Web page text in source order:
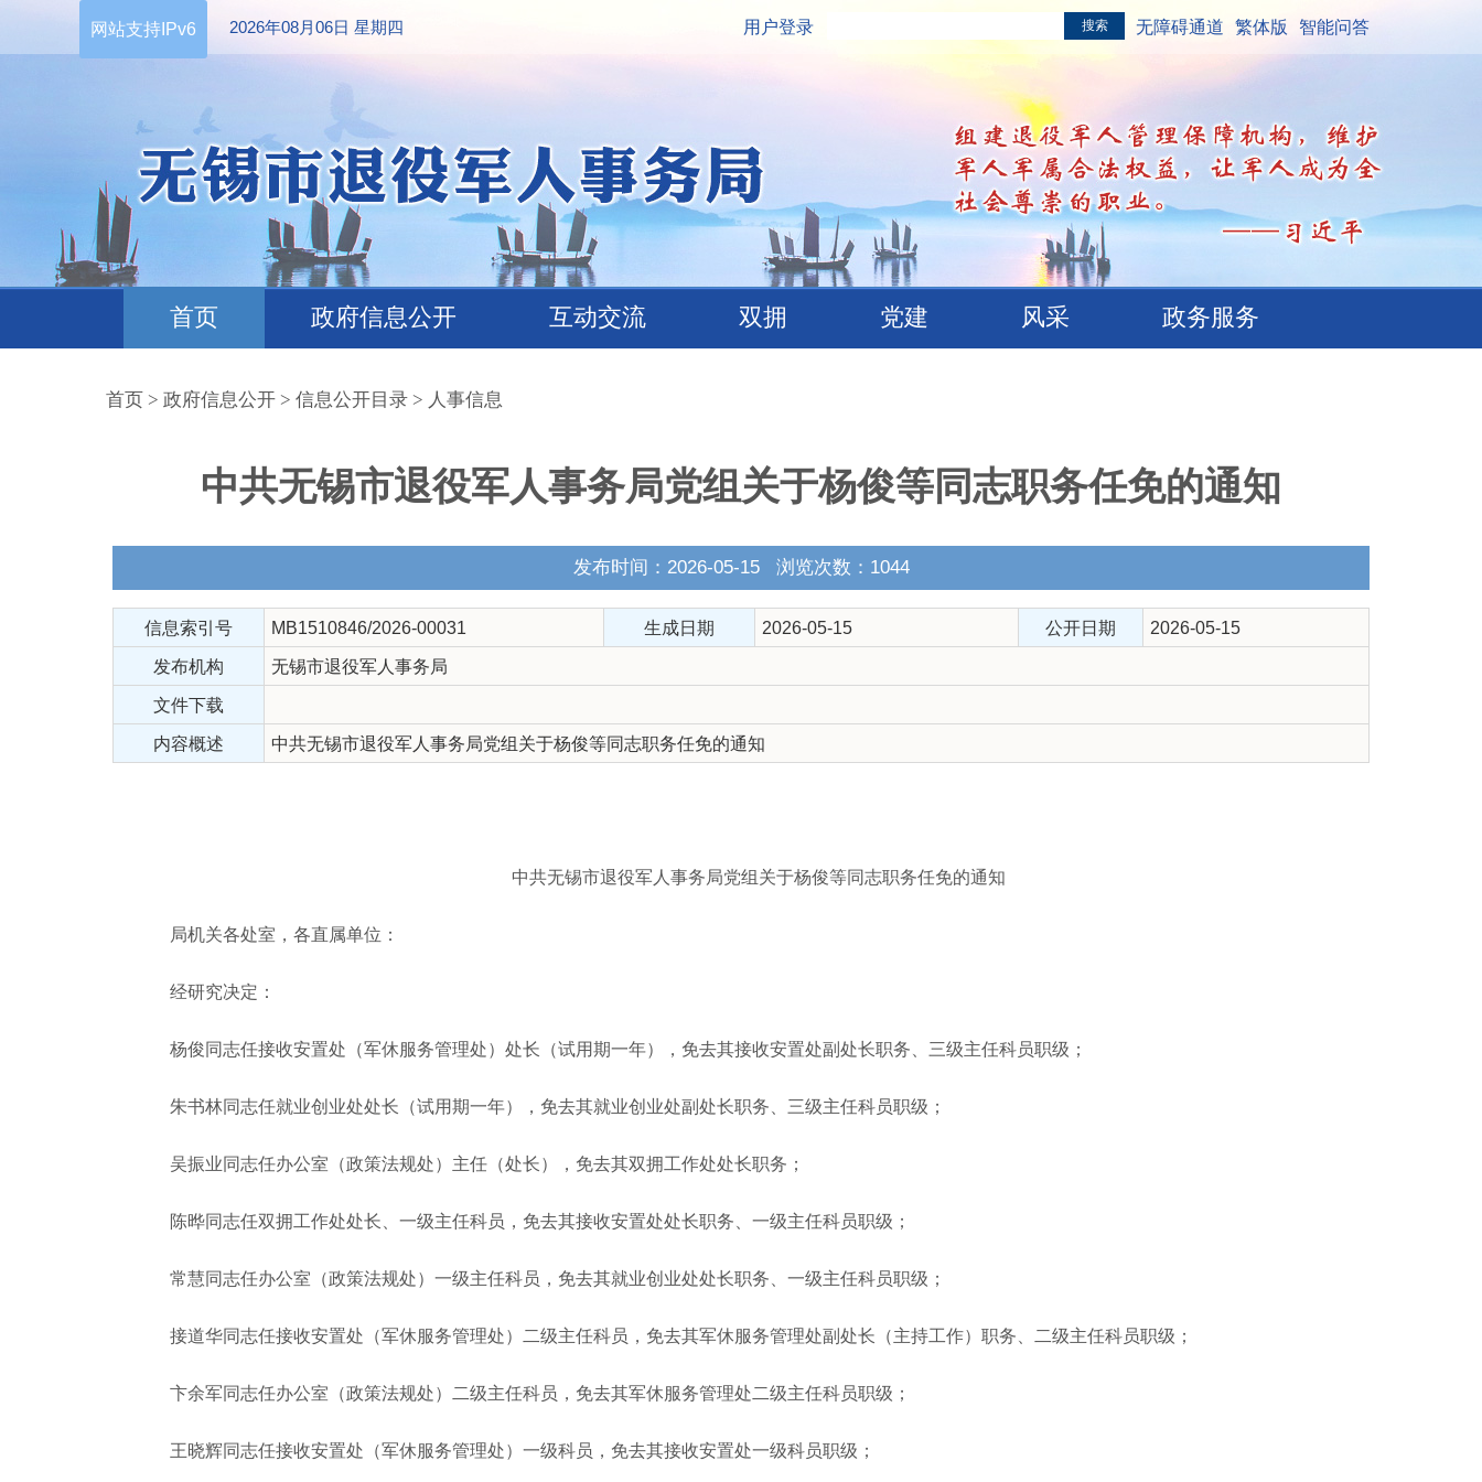
网站支持IPv6 2026年08月06日 星期四 用户登录 无障碍通道 繁体版 智能问答
首页 政府信息公开 互动交流 双拥 党建 风采 政务服务
首页 > 政府信息公开 > 信息公开目录 > 人事信息
中共无锡市退役军人事务局党组关于杨俊等同志职务任免的通知
发布时间：2026-05-15 浏览次数： 1044
信息索引号 MB1510846/2026-00031 生成日期 2026-05-15 公开日期 2026-05-15
发布机构 无锡市退役军人事务局
文件下载
内容概述 中共无锡市退役军人事务局党组关于杨俊等同志职务任免的通知
中共无锡市退役军人事务局党组关于杨俊等同志职务任免的通知
局机关各处室，各直属单位：
经研究决定：
杨俊同志任接收安置处（军休服务管理处）处长（试用期一年），免去其接收安置处副处长职务、三级主任科员职级；
朱书林同志任就业创业处处长（试用期一年），免去其就业创业处副处长职务、三级主任科员职级；
吴振业同志任办公室（政策法规处）主任（处长），免去其双拥工作处处长职务；
陈晔同志任双拥工作处处长、一级主任科员，免去其接收安置处处长职务、一级主任科员职级；
常慧同志任办公室（政策法规处）一级主任科员，免去其就业创业处处长职务、一级主任科员职级；
接道华同志任接收安置处（军休服务管理处）二级主任科员，免去其军休服务管理处副处长（主持工作）职务、二级主任科员职级；
卞余军同志任办公室（政策法规处）二级主任科员，免去其军休服务管理处二级主任科员职级；
王晓辉同志任接收安置处（军休服务管理处）一级科员，免去其接收安置处一级科员职级；